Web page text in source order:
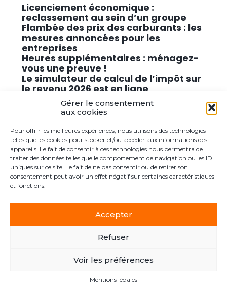
Gérer le consentement
aux cookies
Pour offrir les meilleures expériences, nous utilisons des technologies
telles que les cookies pour stocker et/ou accéder aux informations des
appareils. Le fait de consentir à ces technologies nous permettra de
traiter des données telles que le comportement de navigation ou les ID
uniques sur ce site. Le fait de ne pas consentir ou de retirer son
consentement peut avoir un effet négatif sur certaines caractéristiques
et fonctions.
Accepter
Refuser
Voir les préférences
Mentions légales
Licenciement économique :
reclassement au sein d’un groupe
Flambée des prix des carburants : les
mesures annoncées pour les
entreprises
Heures supplémentaires : ménagez-
vous une preuve !
Le simulateur de calcul de l’impôt sur
le revenu 2026 est en ligne
Promouvoir des solutions de
cybersécurité conformes au RGPD
Commentaires récents
Aucun commentaire à afficher.
PLAN DU SITE